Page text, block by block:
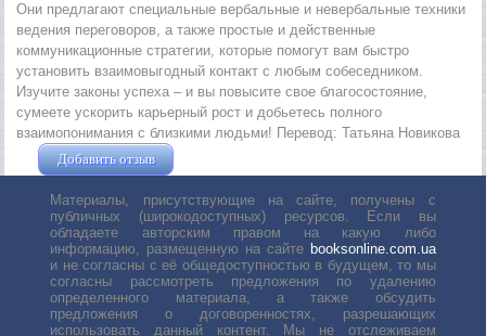
Они предлагают специальные вербальные и невербальные техники
ведения переговоров, а также простые и действенные
коммуникационные стратегии, которые помогут вам быстро
установить взаимовыгодный контакт с любым собеседником.
Изучите законы успеха – и вы повысите свое благосостояние,
сумеете ускорить карьерный рост и добьетесь полного
взаимопонимания с близкими людьми! Перевод: Татьяна Новикова
Добавить отзыв
Материалы, присутствующие на сайте, получены с
публичных (широкодоступных) ресурсов. Если вы
обладаете авторским правом на какую либо
информацию, размещенную на сайте booksonline.com.ua
и не согласны с её общедоступностью в будущем, то мы
согласны рассмотреть предложения по удалению
определенного материала, а также обсудить
предложения о договоренностях, разрешающих
использовать данный контент. Мы не отслеживаем